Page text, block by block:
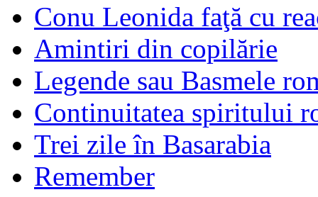
Conu Leonida faţă cu
Amintiri din copilărie
Legende sau Basmele
Continuitatea spiritului
Trei zile în Basarabia
Remember